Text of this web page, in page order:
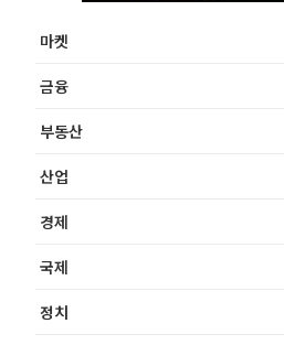
마켓
금융
부동산
산업
경제
국제
정치